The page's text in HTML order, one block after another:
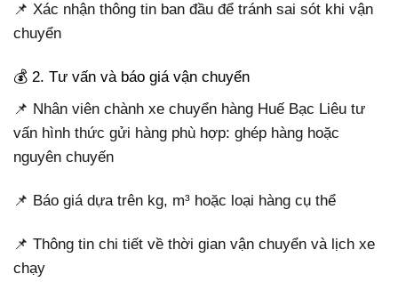
📌 Xác nhận thông tin ban đầu để tránh sai sót khi vận
chuyển
💰 2. Tư vấn và báo giá vận chuyển
📌 Nhân viên chành xe chuyển hàng Huế Bạc Liêu tư
vấn hình thức gửi hàng phù hợp: ghép hàng hoặc
nguyên chuyến
📌 Báo giá dựa trên kg, m³ hoặc loại hàng cụ thể
📌 Thông tin chi tiết về thời gian vận chuyển và lịch xe
chạy